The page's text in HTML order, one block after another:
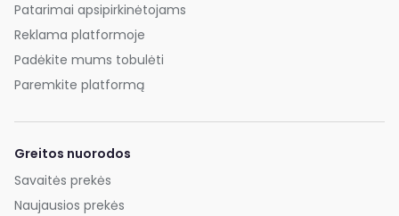
Patarimai apsipirkinėtojams
Reklama platformoje
Padėkite mums tobulėti
Paremkite platformą
Greitos nuorodos
Savaitės prekės
Naujausios prekės